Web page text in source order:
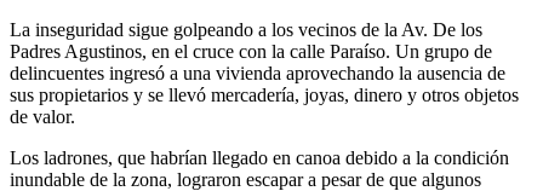
La inseguridad sigue golpeando a los vecinos de la Av. De los
Padres Agustinos, en el cruce con la calle Paraíso. Un grupo de
delincuentes ingresó a una vivienda aprovechando la ausencia de
sus propietarios y se llevó mercadería, joyas, dinero y otros objetos
de valor.
Los ladrones, que habrían llegado en canoa debido a la condición
inundable de la zona, lograron escapar a pesar de que algunos